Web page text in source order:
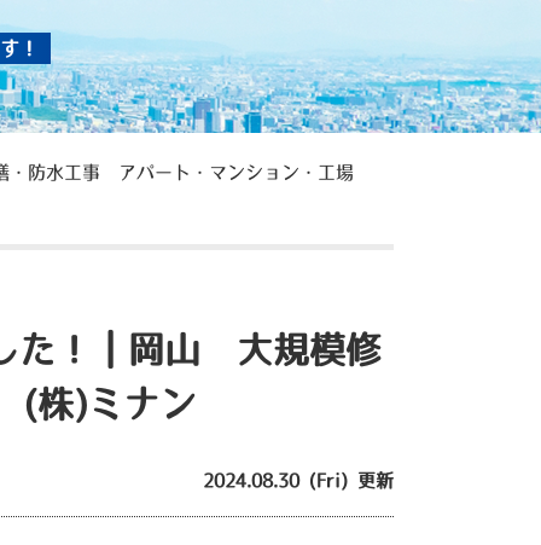
！
・防水工事 アパート・マンション・工場
た！｜岡山 大規模修
(株)ミナン
2024.08.30 (Fri) 更新